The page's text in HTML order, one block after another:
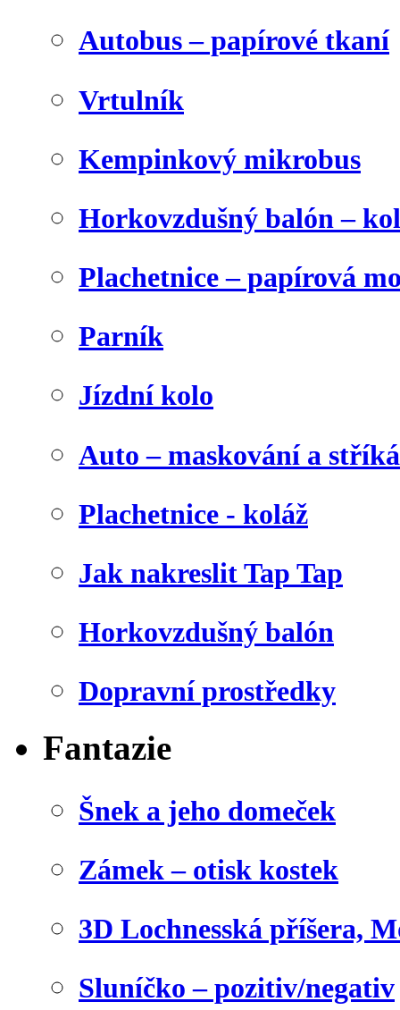
Autobus – papírové tkaní
Vrtulník
Kempinkový mikrobus
Horkovzdušný balón –
Plachetnice – papírová
Parník
Jízdní kolo
Auto – maskování a
Plachetnice - koláž
Jak nakreslit Tap Tap
Horkovzdušný balón
Dopravní prostředky
Fantazie
Šnek a jeho domeček
Zámek – otisk kostek
3D Lochnesská příšera,
Sluníčko – pozitiv/negativ